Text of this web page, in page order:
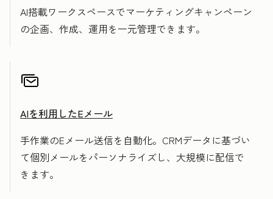
AI搭載ワークスペースでマーケティングキャンペーン
の企画、作成、運用を一元管理できます。
AIを利用したEメール
手作業のEメール送信を自動化。CRMデータに基づい
て個別メールをパーソナライズし、大規模に配信で
きます。